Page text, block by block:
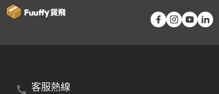
客服熱線